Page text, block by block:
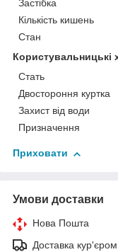
Застібка
Кількість кишень
Стан
Користувальницькі
Стать
Двостороння куртка
Захист від води
Призначення
Приховати
Умови доставки
Нова Пошта
Доставка